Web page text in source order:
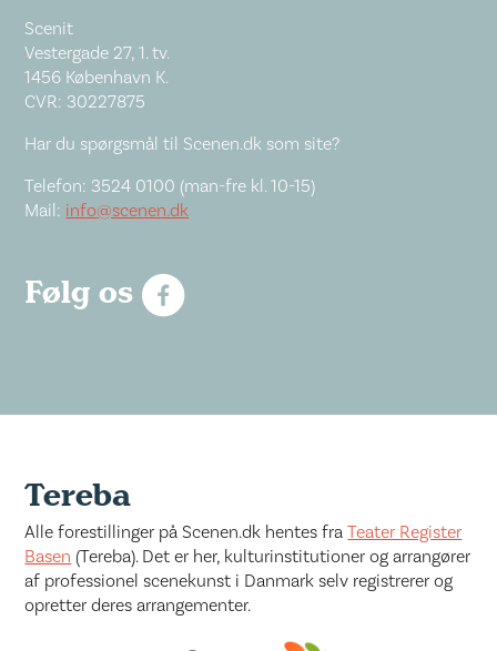
Scenit
Vestergade 27, 1. tv.
1456 København K.
CVR: 30227875
Har du spørgsmål til Scenen.dk som site?
Telefon: 3524 0100 (man-fre kl. 10-15)
Mail: info@scenen.dk
Følg os
Tereba
Alle forestillinger på Scenen.dk hentes fraTeater Register
Basen (Tereba). Det er her, kulturinstitutioner og arrangører
af professionel scenekunst i Danmark selv registrerer og
opretter deres arrangementer.